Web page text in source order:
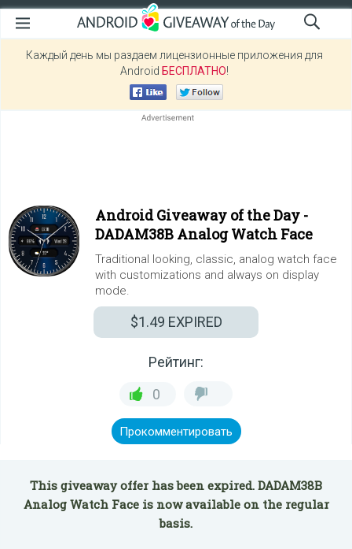
Каждый день мы раздаем лицензионные приложения для
Android БЕСПЛАТНО!
Android Giveaway of the Day -
DADAM38B Analog Watch Face
Traditional looking, classic, analog watch face
with customizations and always on display
mode.
$1.49 EXPIRED
Рейтинг:
0
Прокомментировать
This giveaway offer has been expired. DADAM38B
Analog Watch Face is now available on the regular
basis.